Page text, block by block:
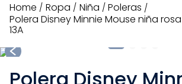
ropa niña
poleras
Polera Disney Minnie Mouse niña
13A
TÉRMINOS MÁS BUSCADOS
1.
zapatillas niña
2.